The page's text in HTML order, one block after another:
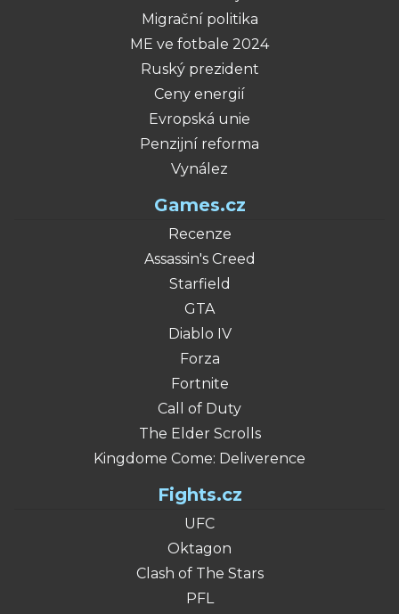
Migrační politika
ME ve fotbale 2024
Ruský prezident
Ceny energií
Evropská unie
Penzijní reforma
Vynález
Games.cz
Recenze
Assassin's Creed
Starfield
GTA
Diablo IV
Forza
Fortnite
Call of Duty
The Elder Scrolls
Kingdome Come: Deliverence
Fights.cz
UFC
Oktagon
Clash of The Stars
PFL